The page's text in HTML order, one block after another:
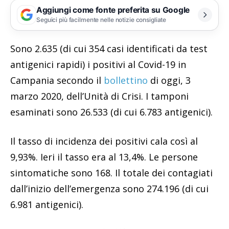
Aggiungi come fonte preferita su Google
Seguici più facilmente nelle notizie consigliate
Sono 2.635 (di cui 354 casi identificati da test
antigenici rapidi) i positivi al Covid-19 in
Campania secondo il bollettino di oggi, 3
marzo 2020, dell’Unità di Crisi. I tamponi
esaminati sono 26.533 (di cui 6.783 antigenici).
Il tasso di incidenza dei positivi cala così al
9,93%. Ieri il tasso era al 13,4%. Le persone
sintomatiche sono 168. Il totale dei contagiati
dall’inizio dell’emergenza sono 274.196 (di cui
6.981 antigenici).